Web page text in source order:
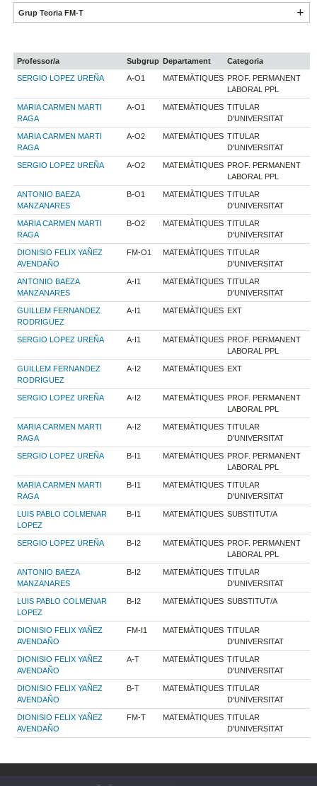
Grup Teoria FM-T
Professor/a Subgrup Departament
Categoria
SERGIO LOPEZ UREÑA
A-O1 MATEMÀTIQUES PROF. PERMANENT
LABORAL PPL
MARIA CARMEN MARTI
RAGA
A-O1 MATEMÀTIQUES TITULAR
D'UNIVERSITAT
MARIA CARMEN MARTI
RAGA
A-O2 MATEMÀTIQUES TITULAR
D'UNIVERSITAT
SERGIO LOPEZ UREÑA A-O2 MATEMÀTIQUES PROF. PERMANENT
LABORAL PPL
ANTONIO BAEZA
MANZANARES
B-O1 MATEMÀTIQUES TITULAR
D'UNIVERSITAT
MARIA CARMEN MARTI
RAGA
B-O2 MATEMÀTIQUES TITULAR
D'UNIVERSITAT
DIONISIO FELIX YAÑEZ
AVENDAÑO
FM-O1 MATEMÀTIQUES TITULAR
D'UNIVERSITAT
ANTONIO BAEZA
MANZANARES
A-I1 MATEMÀTIQUES TITULAR
D'UNIVERSITAT
GUILLEM FERNANDEZ
RODRIGUEZ
A-I1 MATEMÀTIQUES EXT
SERGIO LOPEZ UREÑA A-I1 MATEMÀTIQUES PROF. PERMANENT
LABORAL PPL
GUILLEM FERNANDEZ
RODRIGUEZ
A-I2 MATEMÀTIQUES EXT
SERGIO LOPEZ UREÑA A-I2 MATEMÀTIQUES PROF. PERMANENT
LABORAL PPL
MARIA CARMEN MARTI
RAGA
A-I2 MATEMÀTIQUES TITULAR
D'UNIVERSITAT
SERGIO LOPEZ UREÑA B-I1 MATEMÀTIQUES PROF. PERMANENT
LABORAL PPL
MARIA CARMEN MARTI
RAGA
B-I1 MATEMÀTIQUES TITULAR
D'UNIVERSITAT
LUIS PABLO COLMENAR
LOPEZ
B-I1 MATEMÀTIQUES SUBSTITUT/A
SERGIO LOPEZ UREÑA B-I2 MATEMÀTIQUES PROF. PERMANENT
LABORAL PPL
ANTONIO BAEZA
MANZANARES
B-I2 MATEMÀTIQUES TITULAR
D'UNIVERSITAT
LUIS PABLO COLMENAR
LOPEZ
B-I2 MATEMÀTIQUES SUBSTITUT/A
DIONISIO FELIX YAÑEZ
AVENDAÑO
FM-I1 MATEMÀTIQUES TITULAR
D'UNIVERSITAT
DIONISIO FELIX YAÑEZ
AVENDAÑO
A-T MATEMÀTIQUES TITULAR
D'UNIVERSITAT
DIONISIO FELIX YAÑEZ
AVENDAÑO
B-T MATEMÀTIQUES TITULAR
D'UNIVERSITAT
DIONISIO FELIX YAÑEZ
AVENDAÑO
FM-T MATEMÀTIQUES TITULAR
D'UNIVERSITAT